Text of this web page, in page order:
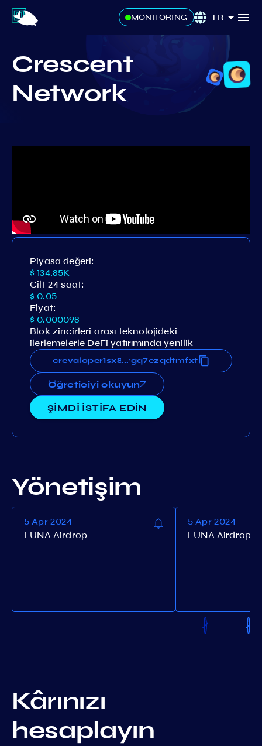
MONITORING TR
Crescent
Network
Piyasa değeri:
$ 134.85K
Cilt 24 saat:
$ 0.05
Fiyat:
$ 0.000098
Blok zincirleri arası teknolojideki
ilerlemelerle DeFi yatırımında yenilik
...
Öğreticiyi okuyun
ŞİMDİ İSTİFA EDİN
Yönetişim
5 Apr 2024
LUNA Airdrop
5 Apr 2024
LUNA Airdrop
Kârınızı
hesaplayın